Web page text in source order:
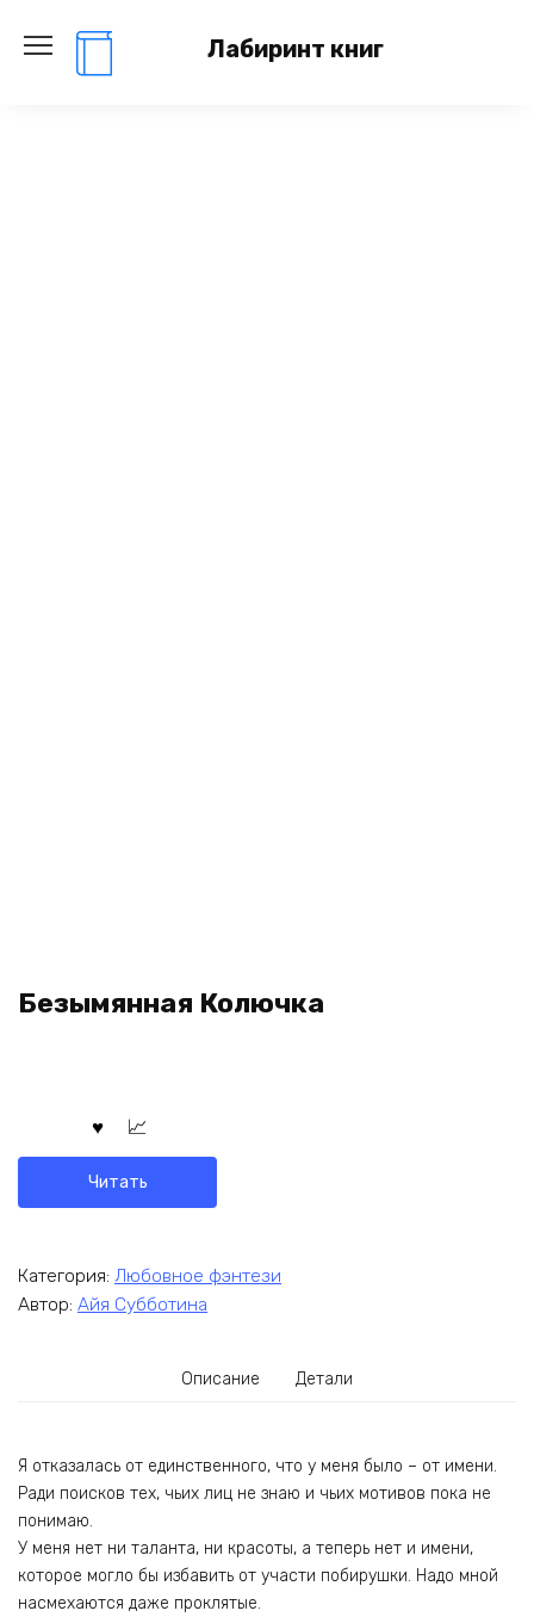
содержанию
Лабиринт книг
Безымянная Колючка
Читать
Категория: Любовное фэнтези
Автор: Айя Субботина
Описание Детали
Я отказалась от единственного, что у меня было – от имени.
Ради поисков тех, чьих лиц не знаю и чьих мотивов пока не
понимаю.
У меня нет ни таланта, ни красоты, а теперь нет и имени,
которое могло бы избавить от участи побирушки. Надо мной
насмехаются даже проклятые.